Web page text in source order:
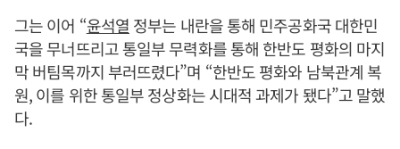
그는 이어 “윤석열 정부는 내란을 통해 민주공화국 대한민
국을 무너뜨리고 통일부 무력화를 통해 한반도 평화의 마지
막 버팀목까지 부러뜨렸다”며 “한반도 평화와 남북관계 복
원, 이를 위한 통일부 정상화는 시대적 과제가 됐다”고 말했
다.